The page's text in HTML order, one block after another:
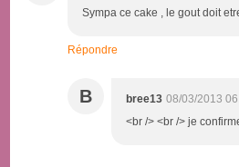
Sympa ce cake , le gout doit
Répondre
B bree13 08/03/2013
<br /> <br /> je